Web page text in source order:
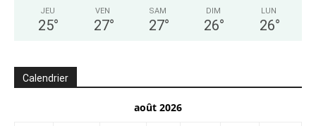
JEU
25°
VEN
27°
SAM
27°
DIM
26°
LUN
26°
Calendrier
août 2026